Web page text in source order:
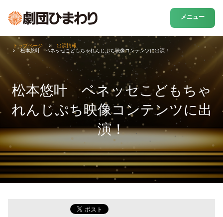
メニュー
松本悠叶 ベネッセこどもちゃ
れんじぷち映像コンテンツに出
演！
トップページ
出演情報
松本悠叶 ベネッセこどもちゃれんじぷち映像コンテンツに出演！